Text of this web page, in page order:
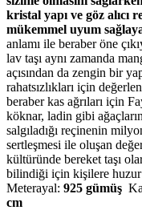
kristal yapı ve göz alıcı
mükemmel uyum
anlamı ile beraber öne
lav taşı aynı zamanda
açısından da zengin bir
rahatsızlıkları için
beraber kas ağrıları için
köknar, ladin gibi
salgıladığı reçinenin
sertleşmesi ile oluşan
kültüründe bereket taşı
bilindiği için kişilere
Meterayal: 925 gümüş
cm